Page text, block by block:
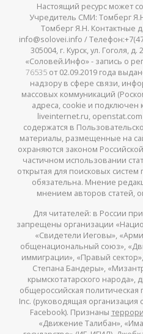
Настоящий ресурс может
Учредитель СМИ: Томберг
Томберг Я.Н. Контактные
info@solovei.info /
305004, г. Курск, ул. Гоголя,
«Соловей.Инфо» - запись о
76535от 02.09.2019 года
надзору в сфере связи,
массовых коммуникаций
адреса, cookie и подключен
liveinternet.ru,
содержатся в
материалы, размещенные на
охраняются законом
частичном использовании
открытая для поисковых
обязательна. Мнение
мнением авторов статей,
Для читателей: в России
запрещены организации
«Свидетели Иеговы»,
общенациональный союз»,
иммиграции», «Правый
Степана Бандеры»,
крымскотатарского народа»,
общероссийская политическая
Inc. (руководящая организация
Facebook). Признаны
«Движение Талибан»,